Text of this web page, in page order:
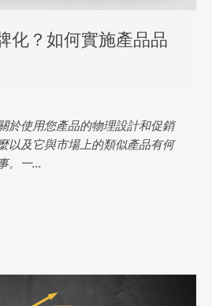
化？如何實施產品品
於使用您產品的物理設計和促銷
以及它與市場上的類似產品有何
。一...